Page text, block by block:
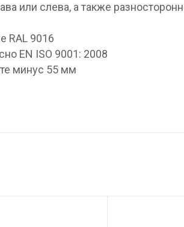
или слева, а также
RAL 9016
EN ISO 9001: 2008
минус 55 мм